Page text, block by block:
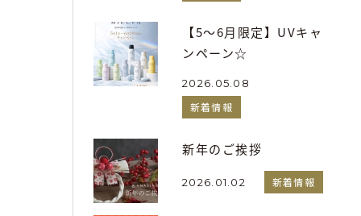
【5～6月限定】UVキャ
ンペーン☆
2026.05.08
新着情報
新年のご挨拶
2026.01.02 新着情報